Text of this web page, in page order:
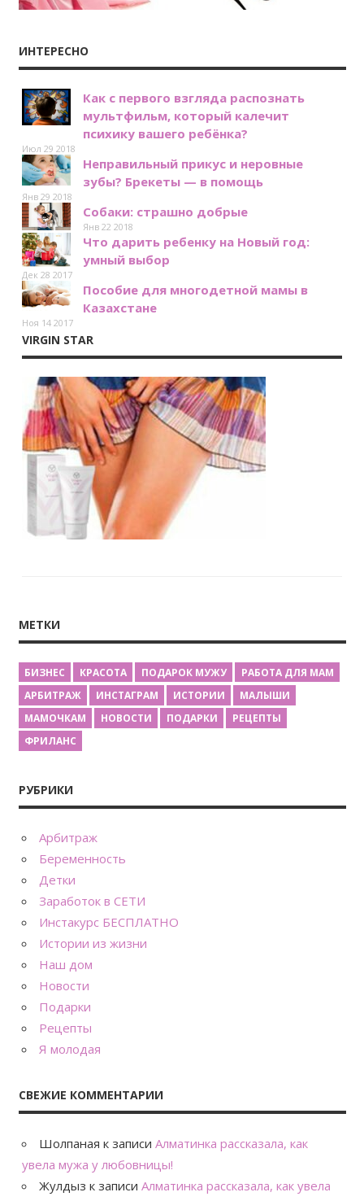
ИНТЕРЕСНО
Как с первого взгляда распознать
мультфильм, который калечит
психику вашего ребёнка?
Июл 29 2018
Неправильный прикус и неровные
зубы? Брекеты — в помощь
Янв 29 2018
Собаки: страшно добрые
Янв 22 2018
Что дарить ребенку на Новый год:
умный выбор
Дек 28 2017
Пособие для многодетной мамы в
Казахстане
Ноя 14 2017
VIRGIN STAR
МЕТКИ
БИЗНЕС КРАСОТА ПОДАРОК МУЖУ
РАБОТА ДЛЯ МАМ
АРБИТРАЖ
ИНСТАГРАМ ИСТОРИИ
МАЛЫШИ
МАМОЧКАМ
НОВОСТИ ПОДАРКИ
РЕЦЕПТЫ
ФРИЛАНС
РУБРИКИ
Арбитраж
Беременность
Детки
Заработок в СЕТИ
Инстакурс БЕСПЛАТНО
Истории из жизни
Наш дом
Новости
Подарки
Рецепты
Я молодая
СВЕЖИЕ КОММЕНТАРИИ
Шолпаная к записи Алматинка рассказала, как
увела мужа у любовницы!
Жулдыз к записи Алматинка рассказала, как увела